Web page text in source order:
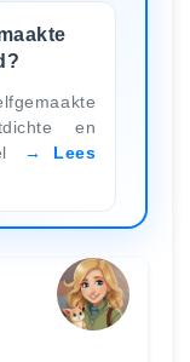
en
Lees